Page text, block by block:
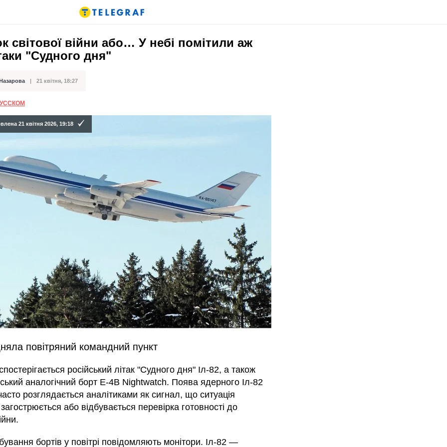
світової війни або… У небі помітили аж
"Судного дня"
21 квітня, 18:27
21 квітня 2026, 19:18
повітряний командний пункт
російський літак "Судного дня" Іл-82, а також
аналогічний борт E-4B Nightwatch. Поява ядерного Іл-82
розглядається аналітиками як сигнал, що ситуація
або відбувається перевірка готовності до
бортів у повітрі повідомляють монітори. Іл-82 —